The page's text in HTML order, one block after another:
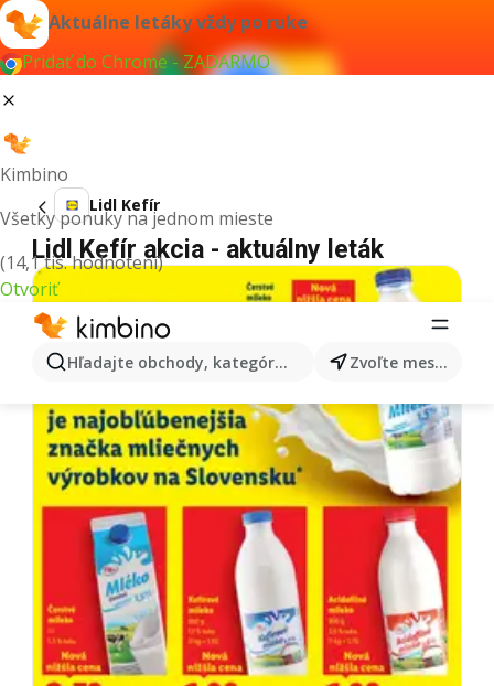
Aktuálne letáky vždy po ruke
Pridať do Chrome - ZADARMO
Kimbino
Všetky ponuky na jednom mieste
(14,1 tis. hodnotení)
Otvoriť
Hľadajte obchody, kategórie, produkty... Zvoľte mesto
Lidl Kefír
Lidl Kefír akcia - aktuálny leták